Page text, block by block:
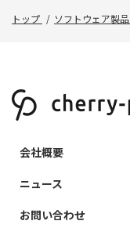
トップ ソフトウェア製品
会社概要
ニュース
お問い合わせ